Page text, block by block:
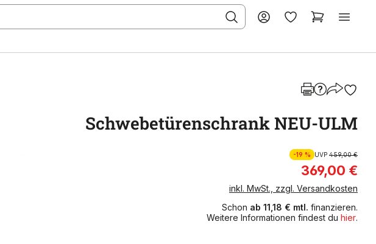
Schwebetürenschrank NEU-ULM
-19 % UVP 459,00 €
369,00 €
inkl. MwSt., zzgl. Versandkosten
Schon ab 11,18 € mtl. finanzieren.
Weitere Informationen findest du hier.